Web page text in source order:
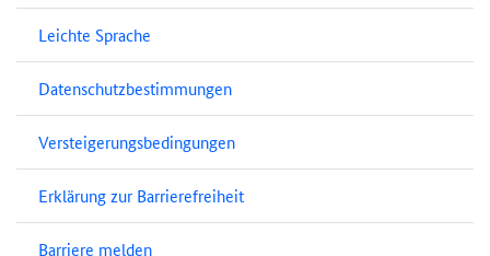
Leichte Sprache
Datenschutzbestimmungen
Versteigerungsbedingungen
Erklärung zur Barrierefreiheit
Barriere melden